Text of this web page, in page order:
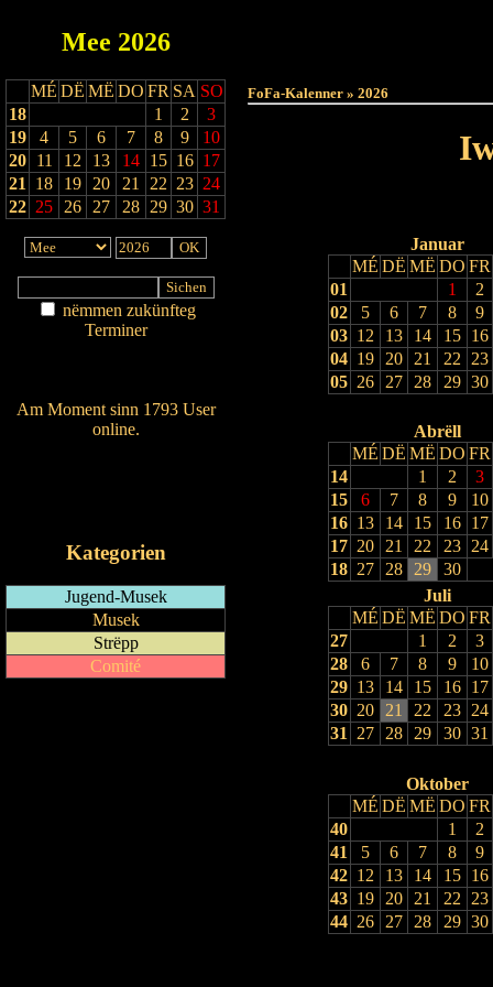
Mee 2026
MÉ DË MË DO FR SA SO
18
1 2
3
19
4 5 6 7 8 9
10
20 11 12 13 14 15 16 17
21
18 19 20 21 22 23 24
22 25 26 27 28 29 30 31
nëmmen zukünfteg
Terminer
Am Moment sinn 1793 User
online.
Kategorien
Jugend-Musek
Musek
Strëpp
Comité
FoFa-Kalenner » 2026
Januar
MÉ DË MË DO FR
01
1
2
02
5 6 7 8
9
03 12 13 14 15
16
04 19 20 21 22
23
05 26 27 28 29 30
Abrëll
MÉ DË MË DO FR
14
1 2
3
15
6 7 8 9
10
16 13 14 15 16
17
17 20 21 22 23
24
18 27 28 29
30
Juli
MÉ DË MË DO FR
27
1 2
3
28
6 7 8 9
10
29 13 14 15 16
17
30 20 21 22 23
24
31
27 28 29 30 31
Oktober
MÉ DË MË DO FR
40
1
2
41
5 6 7 8
9
42 12 13 14 15
16
43 19 20 21 22
23
44 26 27 28 29 30